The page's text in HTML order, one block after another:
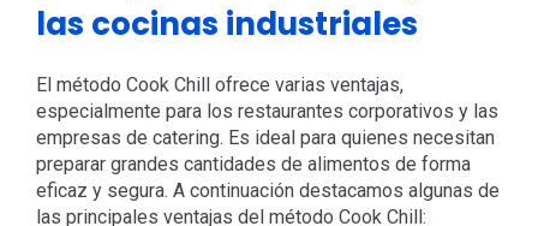
las cocinas industriales
El método Cook Chill ofrece varias ventajas,
especialmente para los restaurantes corporativos y las
empresas de catering. Es ideal para quienes necesitan
preparar grandes cantidades de alimentos de forma
eficaz y segura. A continuación destacamos algunas de
las principales ventajas del método Cook Chill: